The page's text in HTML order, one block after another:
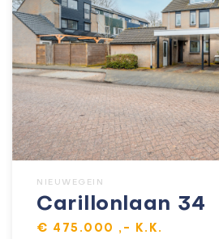
NIEUWEGEIN
Carillonlaan 34
€ 475.000 ,- K.K.